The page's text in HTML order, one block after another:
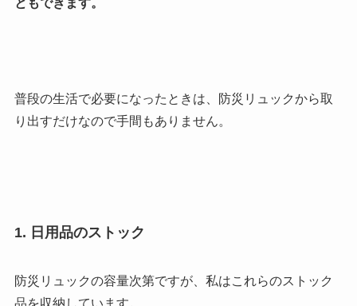
ともできます。
普段の生活で必要になったときは、防災リュックから取
り出すだけなので手間もありません。
1. 日用品のストック
防災リュックの容量次第ですが、私はこれらのストック
品を収納しています。